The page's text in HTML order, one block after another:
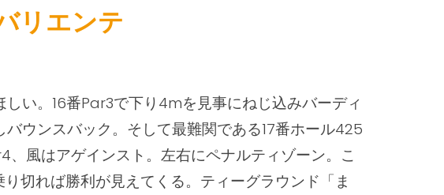
リエンテ
しい。16番Par3で下り4mを見事にねじ込みバーディ
バウンスバック。そして最難関である17番ホール425
、風はアゲインスト。 左右にペナルティゾーン。こ
り切れば勝利が見えてくる。ティーグラウンド「ま